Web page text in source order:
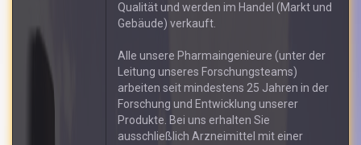
Qualität und werden im Handel (Markt und
Gebäude) verkauft.
Alle unsere Pharmaingenieure (unter der
Leitung unseres Forschungsteams)
arbeiten seit mindestens 25 Jahren in der
Forschung und Entwicklung unserer
Produkte. Bei uns erhalten Sie
ausschließlich Arzneimittel mit einer